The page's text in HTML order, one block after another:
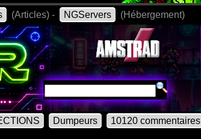
(Articles) - NGServers (Hébergement)
Dumpeurs 10120 commentaires